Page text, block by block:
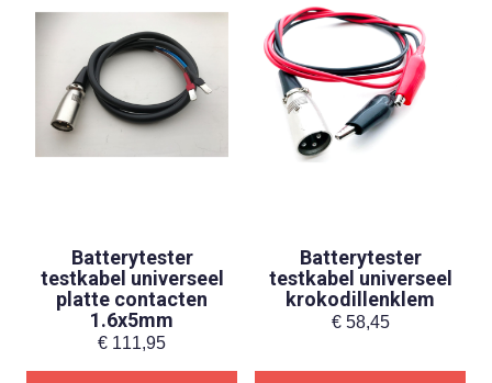
Batterytester
testkabel universeel
platte contacten
1.6x5mm
€ 111,95
Batterytester
testkabel universeel
krokodillenklem
€58,45